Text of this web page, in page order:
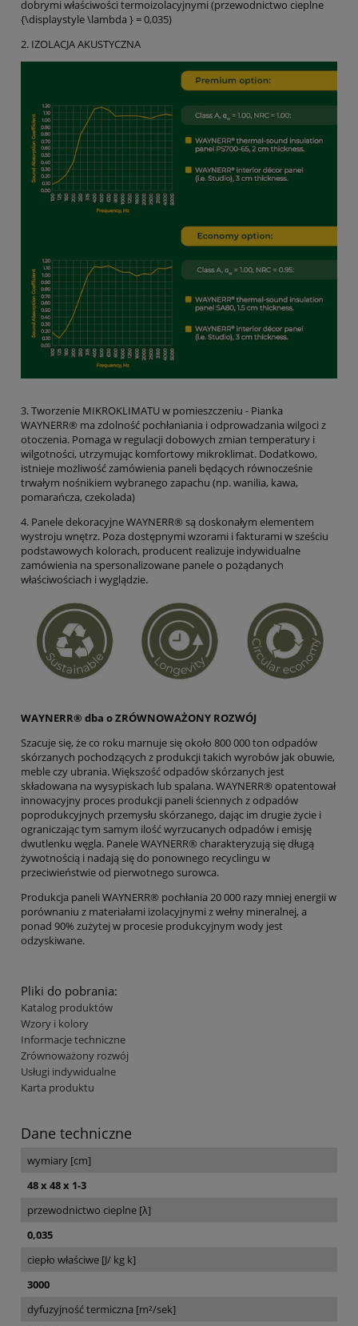
dobrymi właściwości termoizolacyjnymi (przewodnictwo cieplne
{\displaystyle \lambda } = 0,035)
2. IZOLACJA AKUSTYCZNA
3. Tworzenie MIKROKLIMATU w pomieszczeniu - Pianka
WAYNERR® ma zdolność pochłaniania i odprowadzania wilgoci z
otoczenia. Pomaga w regulacji dobowych zmian temperatury i
wilgotności, utrzymując komfortowy mikroklimat. Dodatkowo,
istnieje możliwość zamówienia paneli będących równocześnie
trwałym nośnikiem wybranego zapachu (np. wanilia, kawa,
pomarańcza, czekolada)
4. Panele dekoracyjne WAYNERR® są doskonałym elementem
wystroju wnętrz. Poza dostępnymi wzorami i fakturami w sześciu
podstawowych kolorach, producent realizuje indywidualne
zamówienia na spersonalizowane panele o pożądanych
właściwościach i wyglądzie.
WAYNERR® dba o ZRÓWNOWAŻONY ROZWÓJ
Szacuje się, że co roku marnuje się około 800 000 ton odpadów
skórzanych pochodzących z produkcji takich wyrobów jak obuwie,
meble czy ubrania. Większość odpadów skórzanych jest
składowana na wysypiskach lub spalana. WAYNERR® opatentował
innowacyjny proces produkcji paneli ściennych z odpadów
poprodukcyjnych przemysłu skórzanego, dając im drugie życie i
ograniczając tym samym ilość wyrzucanych odpadów i emisję
dwutlenku węgla. Panele WAYNERR® charakteryzują się długą
żywotnością i nadają się do ponownego recyclingu w
przeciwieństwie od pierwotnego surowca.
Produkcja paneli WAYNERR® pochłania 20 000 razy mniej energii w
porównaniu z materiałami izolacyjnymi z wełny mineralnej, a
ponad 90% zużytej w procesie produkcyjnym wody jest
odzyskiwane.
Pliki do pobrania:
Katalog produktów
Wzory i kolory
Informacje techniczne
Zrównoważony rozwój
Usługi indywidualne
Karta produktu
Dane techniczne
wymiary [cm]
48 x 48 x 1-3
przewodnictwo cieplne [λ]
0,035
ciepło właściwe [J/ kg k]
3000
dyfuzyjność termiczna [m²/sek]